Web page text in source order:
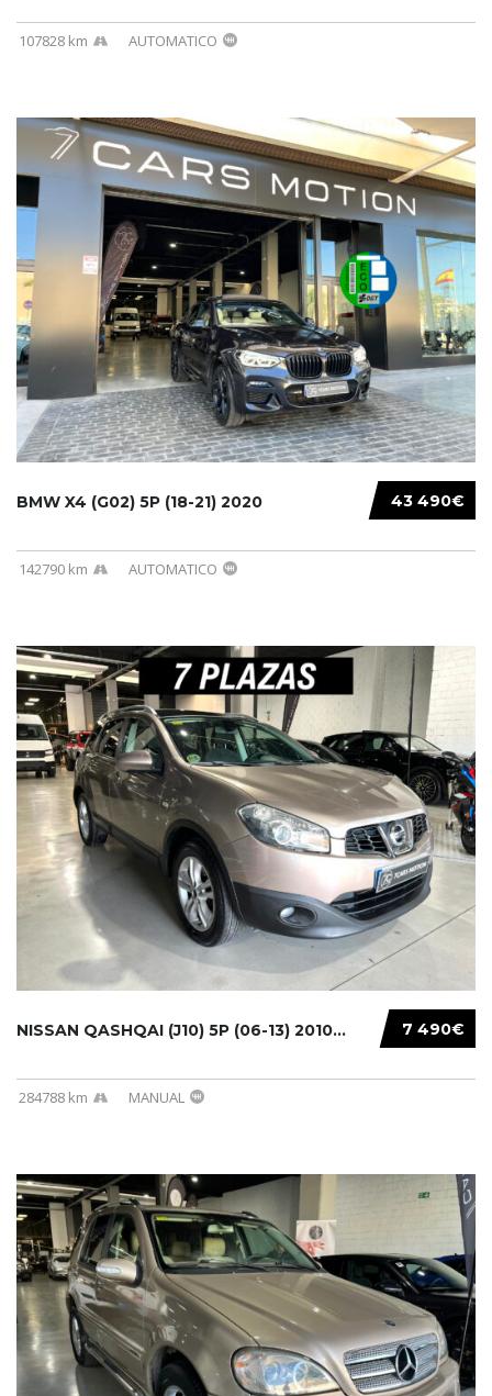
107828 km AUTOMATICO
43 490€
BMW X4 (G02) 5P (18-21) 2020
142790 km AUTOMATICO
7 490€
NISSAN QASHQAI (J10) 5P (06-13) 2010...
284788 km MANUAL